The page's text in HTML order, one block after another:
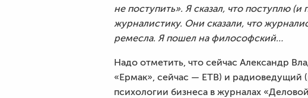
не поступить». Я сказал, что поступлю
журналистику. Они сказали, что
ремесла. Я пошел на философский…
Надо отметить, что сейчас Александр
«Ермак», сейчас — ЕТВ) и радиоведущий
психологии бизнеса в журналах